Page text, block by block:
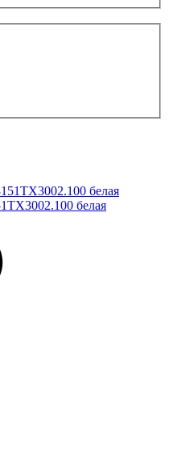
белая